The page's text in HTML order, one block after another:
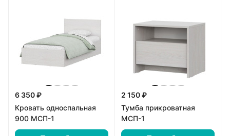
6 350 ₽
Кровать односпальная
900 МСП-1
2 150 ₽
Тумба прикроватная
МСП-1